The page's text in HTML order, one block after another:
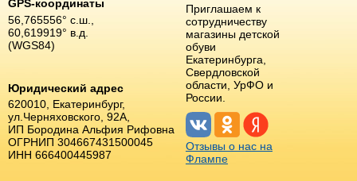
GPS-координаты
56,765556° с.ш.,
60,619919° в.д.
(WGS84)
Юридический адрес
620010, Екатеринбург,
ул.Черняховского, 92А,
ИП Бородина Альфия Рифовна
ОГРНИП 304667431500045
ИНН 666400445987
Приглашаем к
сотрудничеству
магазины детской
обуви
Екатеринбурга,
Свердловской
области, УрФО и
России.
Отзывы о нас на
Флампе